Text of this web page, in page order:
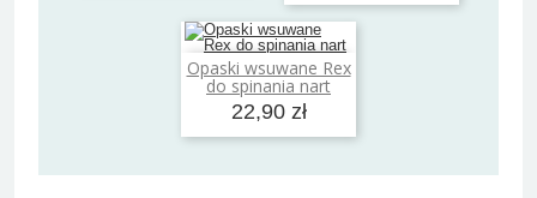
Opaski wsuwane Rex
do spinania nart
22,90 zł
Dodaj do koszyka